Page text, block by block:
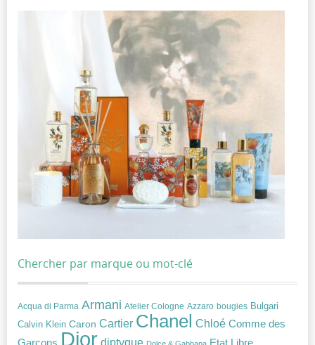
Chercher par marque ou mot-clé
Acqua di Parma Armani Atelier Cologne Azzaro bougies Bulgari
Calvin Klein Caron Cartier Chanel Chloé Comme des
Garçons Dior diptyque Etat Libre